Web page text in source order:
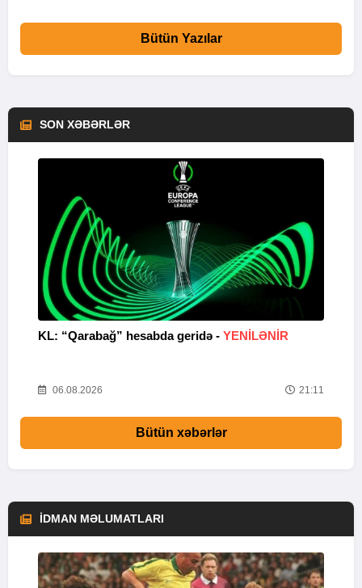
Bütün Yazılar
SON XƏBƏRLƏR
KL: “Qarabağ” hesabda geridə - YENİLƏNİR
06.08.2026 21:11
Bütün xəbərlər
İDMAN MƏLUMATLARI